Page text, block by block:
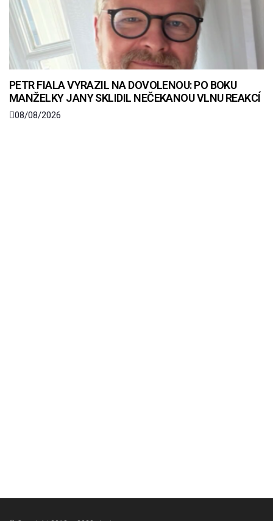
PETR FIALA VYRAZIL NA DOVOLENOU: PO BOKU
MANŽELKY JANY SKLIDIL NEČEKANOU VLNU REAKCÍ
08/08/2026